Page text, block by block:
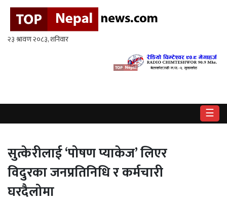
☰
गृहपृष्ठ
खेलकुद
बिचार
/
अन्तर्वाता
सुत्केरीलाई ‘पोषण प्याकेज’ लिएर
विदुरका जनप्रतिनिधि र कर्मचारी
घरदैलोमा